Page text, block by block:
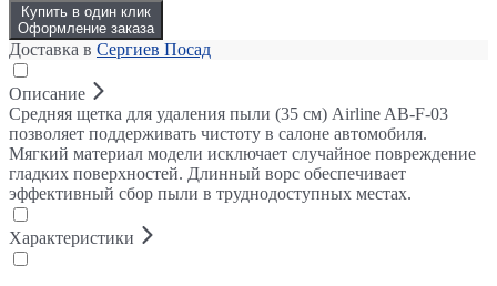
Купить в один клик
Оформление заказа
Доставка в Сергиев Посад
Описание
Средняя щетка для удаления пыли (35 см) Airline AB-F-03
позволяет поддерживать чистоту в салоне автомобиля.
Мягкий материал модели исключает случайное повреждение
гладких поверхностей. Длинный ворс обеспечивает
эффективный сбор пыли в труднодоступных местах.
Характеристики